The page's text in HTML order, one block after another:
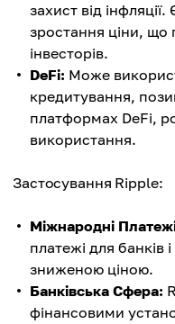
захист від
зростання ціни,
інвесторів.
DeFi: Може
кредитування,
платформах DeFi,
використання.
Застосування Ripple:
Міжнародні
платежі для банків
зниженою ціною.
Банківська Сфера:
фінансовими